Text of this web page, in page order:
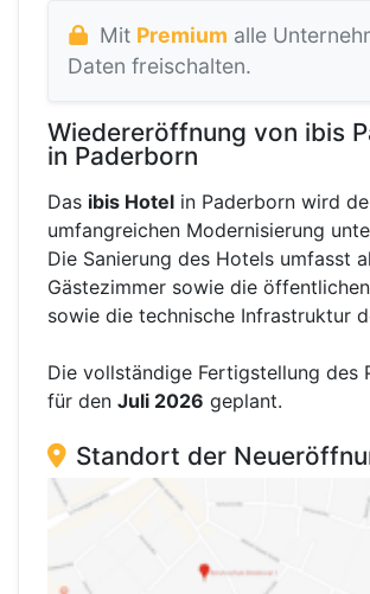
Mit Premium alle
Daten freischalten.
Wiedereröffnung von ibis
in Paderborn
Das ibis Hotel in Paderborn wird
umfangreichen Modernisierung
Die Sanierung des Hotels umfasst
Gästezimmer sowie die
sowie die technische Infrastruktur
Die vollständige Fertigstellung des
für den Juli 2026 geplant.
Standort der